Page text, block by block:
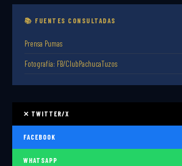
📚 FUENTES CONSULTADAS
Prensa Pumas
Fotografía: FB/ClubPachucaTuzos
✕ TWITTER/X
FACEBOOK
WHATSAPP